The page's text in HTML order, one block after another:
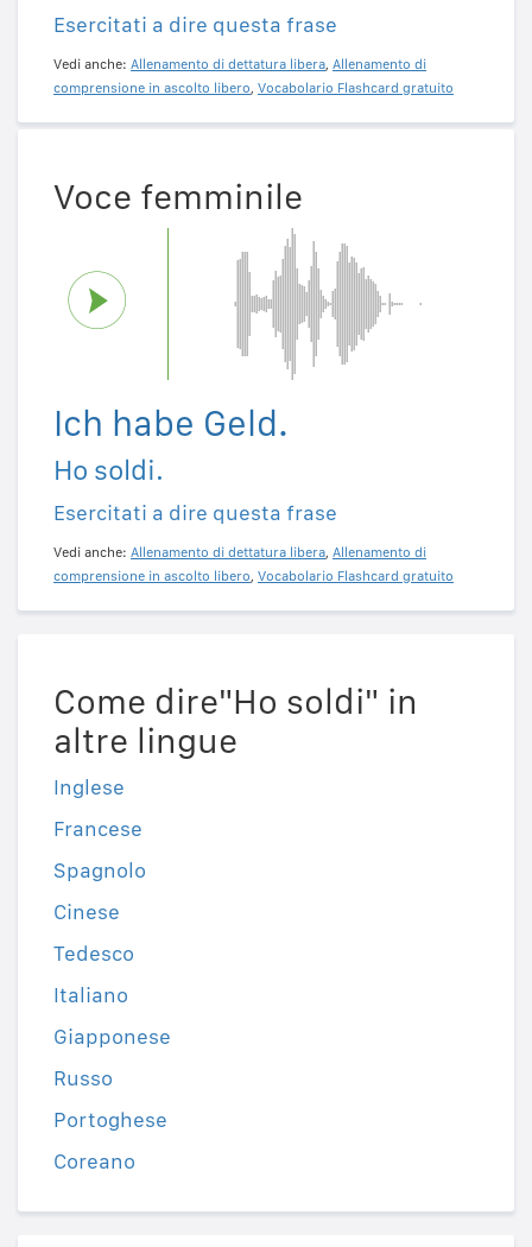
Esercitati a dire questa frase
Vedi anche: Allenamento di dettatura libera, Allenamento di
comprensione in ascolto libero, Vocabolario Flashcard gratuito
Voce femminile
Ich habe Geld.
Ho soldi.
Esercitati a dire questa frase
Vedi anche: Allenamento di dettatura libera, Allenamento di
comprensione in ascolto libero, Vocabolario Flashcard gratuito
Come dire"Ho soldi" in
altre lingue
Inglese
Francese
Spagnolo
Cinese
Tedesco
Italiano
Giapponese
Russo
Portoghese
Coreano